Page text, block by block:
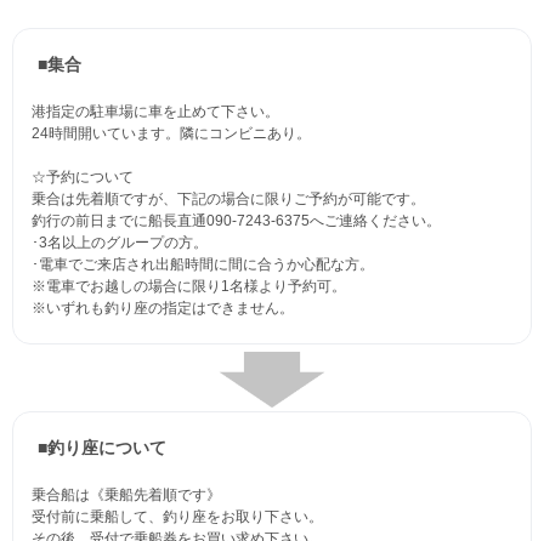
■集合
港指定の駐車場に車を止めて下さい。
24時間開いています。隣にコンビニあり。
☆予約について
乗合は先着順ですが、下記の場合に限りご予約が可能です。
釣行の前日までに船長直通090-7243-6375へご連絡ください。
･3名以上のグループの方。
･電車でご来店され出船時間に間に合うか心配な方。
※電車でお越しの場合に限り1名様より予約可。
※いずれも釣り座の指定はできません。
■釣り座について
乗合船は《乗船先着順です》
受付前に乗船して、釣り座をお取り下さい。